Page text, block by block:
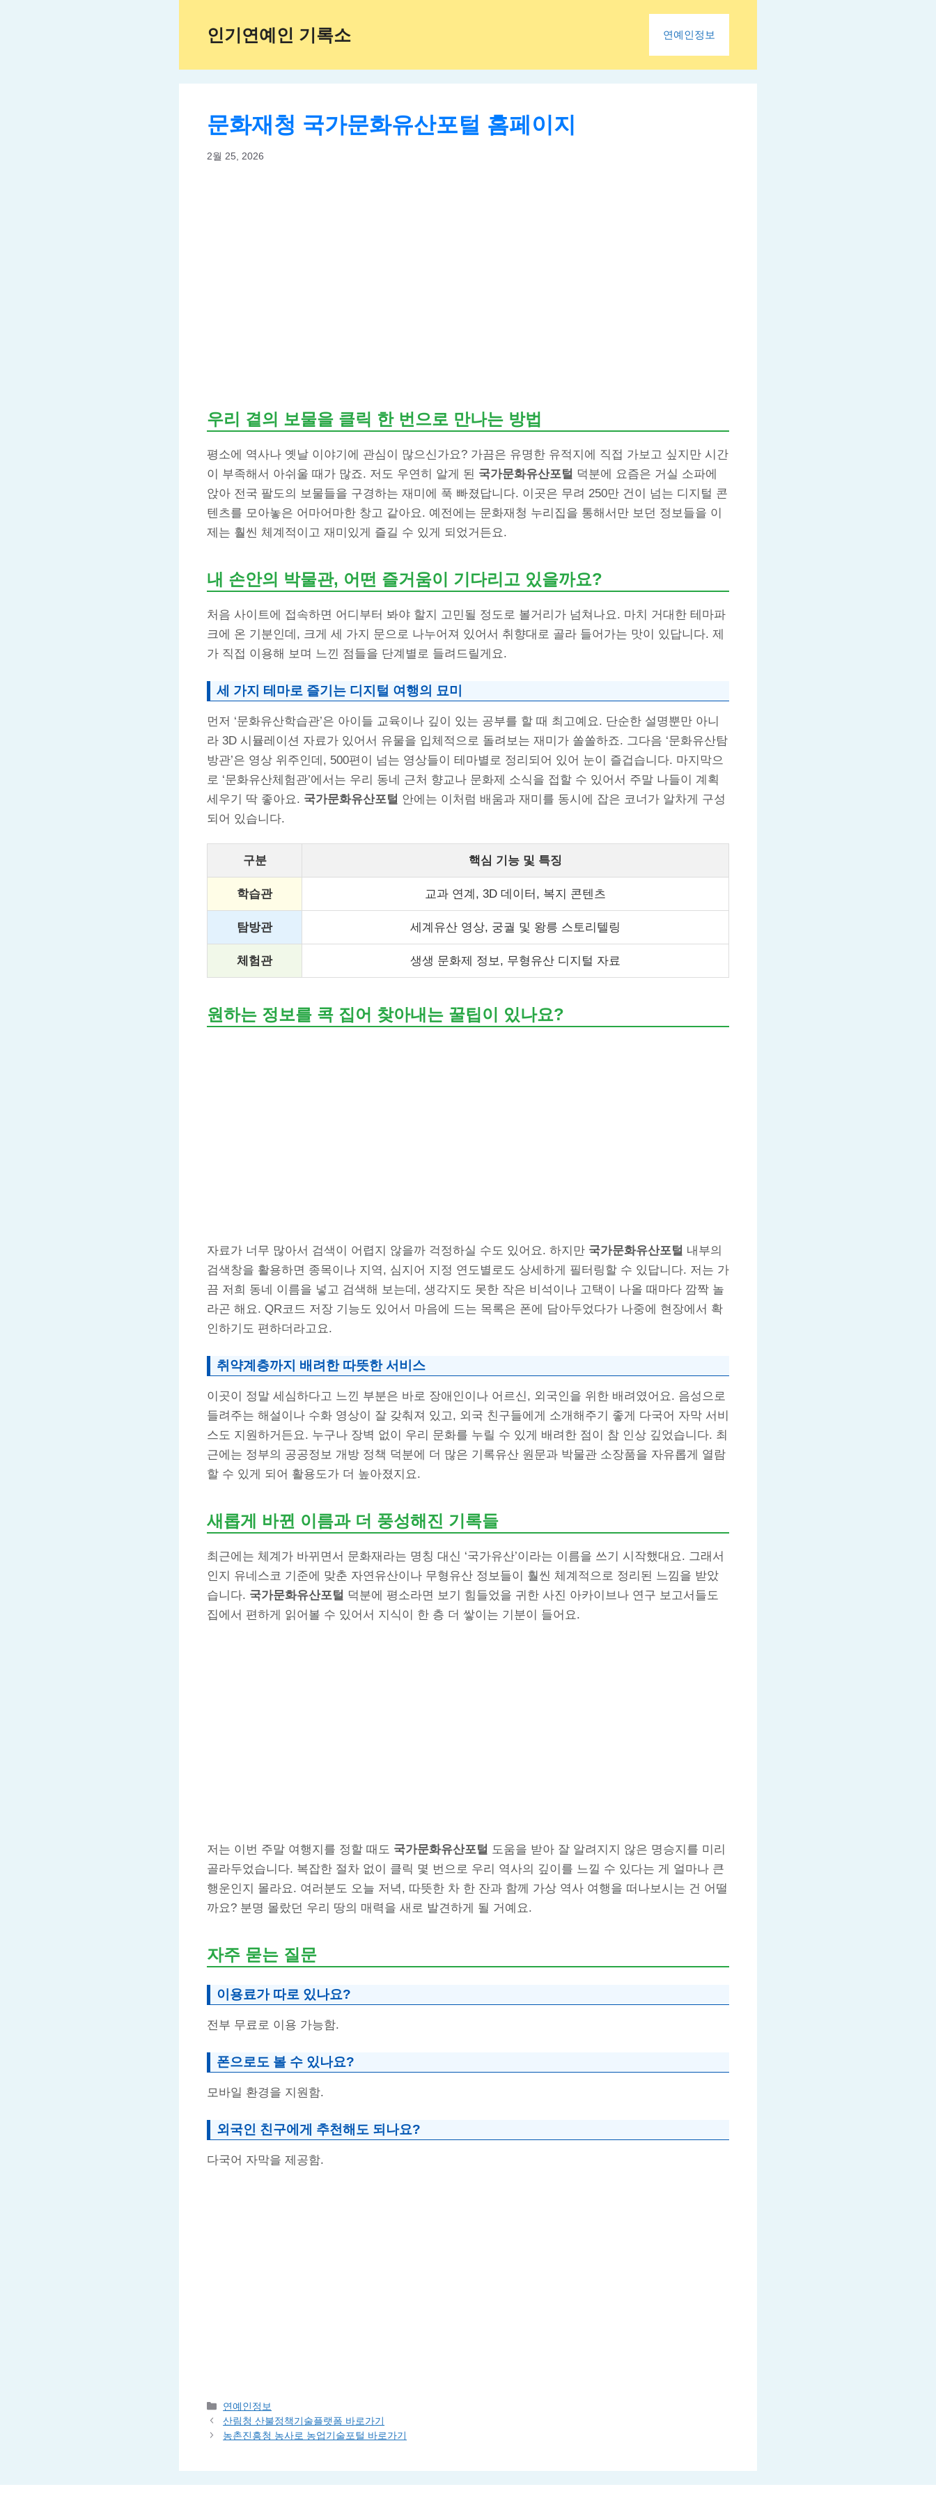
인기연예인 기록소 연예인정보
문화재청 국가문화유산포털 홈페이지
2월 25, 2026
우리 곁의 보물을 클릭 한 번으로 만나는 방법
평소에 역사나 옛날 이야기에 관심이 많으신가요? 가끔은 유명한 유적지에 직접 가보고 싶지만 시간
이 부족해서 아쉬울 때가 많죠. 저도 우연히 알게 된 국가문화유산포털 덕분에 요즘은 거실 소파에
앉아 전국 팔도의 보물들을 구경하는 재미에 푹 빠졌답니다. 이곳은 무려 250만 건이 넘는 디지털 콘
텐츠를 모아놓은 어마어마한 창고 같아요. 예전에는 문화재청 누리집을 통해서만 보던 정보들을 이
제는 훨씬 체계적이고 재미있게 즐길 수 있게 되었거든요.
내 손안의 박물관, 어떤 즐거움이 기다리고 있을까요?
처음 사이트에 접속하면 어디부터 봐야 할지 고민될 정도로 볼거리가 넘쳐나요. 마치 거대한 테마파
크에 온 기분인데, 크게 세 가지 문으로 나누어져 있어서 취향대로 골라 들어가는 맛이 있답니다. 제
가 직접 이용해 보며 느낀 점들을 단계별로 들려드릴게요.
세 가지 테마로 즐기는 디지털 여행의 묘미
먼저 ‘문화유산학습관’은 아이들 교육이나 깊이 있는 공부를 할 때 최고예요. 단순한 설명뿐만 아니
라 3D 시뮬레이션 자료가 있어서 유물을 입체적으로 돌려보는 재미가 쏠쏠하죠. 그다음 ‘문화유산탐
방관’은 영상 위주인데, 500편이 넘는 영상들이 테마별로 정리되어 있어 눈이 즐겁습니다. 마지막으
로 ‘문화유산체험관’에서는 우리 동네 근처 향교나 문화제 소식을 접할 수 있어서 주말 나들이 계획
세우기 딱 좋아요. 국가문화유산포털 안에는 이처럼 배움과 재미를 동시에 잡은 코너가 알차게 구성
되어 있습니다.
구분 핵심 기능 및 특징
학습관 교과 연계, 3D 데이터, 복지 콘텐츠
탐방관 세계유산 영상, 궁궐 및 왕릉 스토리텔링
체험관 생생 문화제 정보, 무형유산 디지털 자료
원하는 정보를 콕 집어 찾아내는 꿀팁이 있나요?
자료가 너무 많아서 검색이 어렵지 않을까 걱정하실 수도 있어요. 하지만 국가문화유산포털 내부의
검색창을 활용하면 종목이나 지역, 심지어 지정 연도별로도 상세하게 필터링할 수 있답니다. 저는 가
끔 저희 동네 이름을 넣고 검색해 보는데, 생각지도 못한 작은 비석이나 고택이 나올 때마다 깜짝 놀
라곤 해요. QR코드 저장 기능도 있어서 마음에 드는 목록은 폰에 담아두었다가 나중에 현장에서 확
인하기도 편하더라고요.
취약계층까지 배려한 따뜻한 서비스
이곳이 정말 세심하다고 느낀 부분은 바로 장애인이나 어르신, 외국인을 위한 배려였어요. 음성으로
들려주는 해설이나 수화 영상이 잘 갖춰져 있고, 외국 친구들에게 소개해주기 좋게 다국어 자막 서비
스도 지원하거든요. 누구나 장벽 없이 우리 문화를 누릴 수 있게 배려한 점이 참 인상 깊었습니다. 최
근에는 정부의 공공정보 개방 정책 덕분에 더 많은 기록유산 원문과 박물관 소장품을 자유롭게 열람
할 수 있게 되어 활용도가 더 높아졌지요.
새롭게 바뀐 이름과 더 풍성해진 기록들
최근에는 체계가 바뀌면서 문화재라는 명칭 대신 ‘국가유산’이라는 이름을 쓰기 시작했대요. 그래서
인지 유네스코 기준에 맞춘 자연유산이나 무형유산 정보들이 훨씬 체계적으로 정리된 느낌을 받았
습니다. 국가문화유산포털 덕분에 평소라면 보기 힘들었을 귀한 사진 아카이브나 연구 보고서들도
집에서 편하게 읽어볼 수 있어서 지식이 한 층 더 쌓이는 기분이 들어요.
저는 이번 주말 여행지를 정할 때도 국가문화유산포털 도움을 받아 잘 알려지지 않은 명승지를 미리
골라두었습니다. 복잡한 절차 없이 클릭 몇 번으로 우리 역사의 깊이를 느낄 수 있다는 게 얼마나 큰
행운인지 몰라요. 여러분도 오늘 저녁, 따뜻한 차 한 잔과 함께 가상 역사 여행을 떠나보시는 건 어떨
까요? 분명 몰랐던 우리 땅의 매력을 새로 발견하게 될 거예요.
자주 묻는 질문
이용료가 따로 있나요?
전부 무료로 이용 가능함.
폰으로도 볼 수 있나요?
모바일 환경을 지원함.
외국인 친구에게 추천해도 되나요?
다국어 자막을 제공함.
Categories
연예인정보
산림청 산불정책기술플랫폼 바로가기
농촌진흥청 농사로 농업기술포털 바로가기